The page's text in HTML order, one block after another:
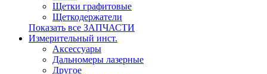
Щетки графитовые
Щеткодержатели
Показать все ЗАПЧАСТИ
Измерительный инст.
Аксессуары
Дальномеры лазерные
Другое